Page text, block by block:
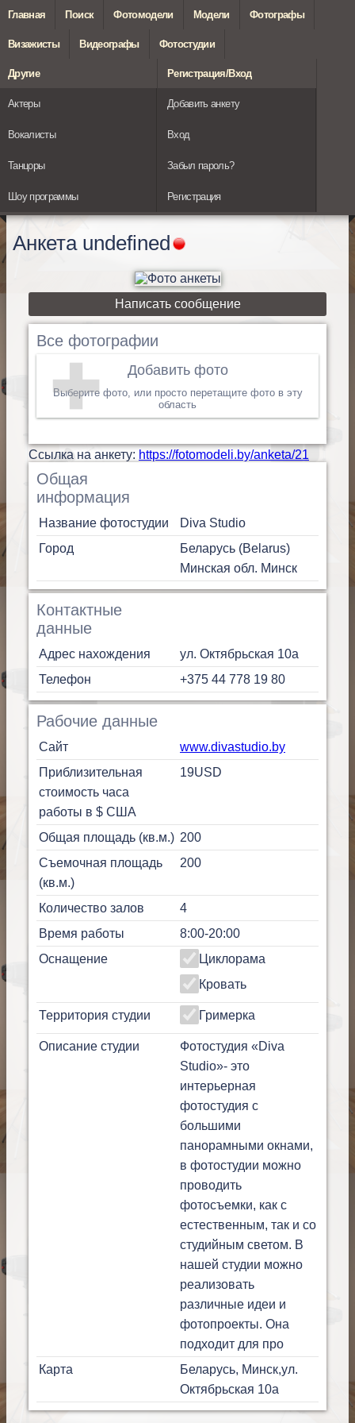
Главная Поиск Фотомодели Модели Фотографы
Визажисты Видеографы Фотостудии
Другие
Актеры
Вокалисты
Танцоры
Шоу программы
Регистрация/Вход
Добавить анкету
Вход
Забыл пароль?
Регистрация
Анкета undefined
Написать сообщение
Все фотографии
Добавить фото
Выберите фото, или просто перетащите фото в эту
область
Cсылка на анкету: https://fotomodeli.by/anketa/21
Общая
информация
Название фотостудии
Diva Studio
Город
Беларусь (Belarus)
Минская обл. Минск
Контактные
данные
Адрес нахождения
ул. Октябрьская 10а
Телефон
+375 44 778 19 80
Рабочие данные
Сайт
www.divastudio.by
Приблизительная
стоимость часа
работы в $ США
19USD
Общая площадь (кв.м.) 200
Съемочная площадь
(кв.м.)
200
Количество залов
4
Время работы
8:00-20:00
Оснащение
Циклорама
Кровать
Территория студии Гримерка
Описание студии
Фотостудия «Diva
Studio»- это
интерьерная
фотостудия с
большими
панорамными окнами,
в фотостудии можно
проводить
фотосъемки, как с
естественным, так и со
студийным светом. В
нашей студии можно
реализовать
различные идеи и
фотопроекты. Она
подходит для про
Карта
Беларусь, Минск,ул.
Октябрьская 10а